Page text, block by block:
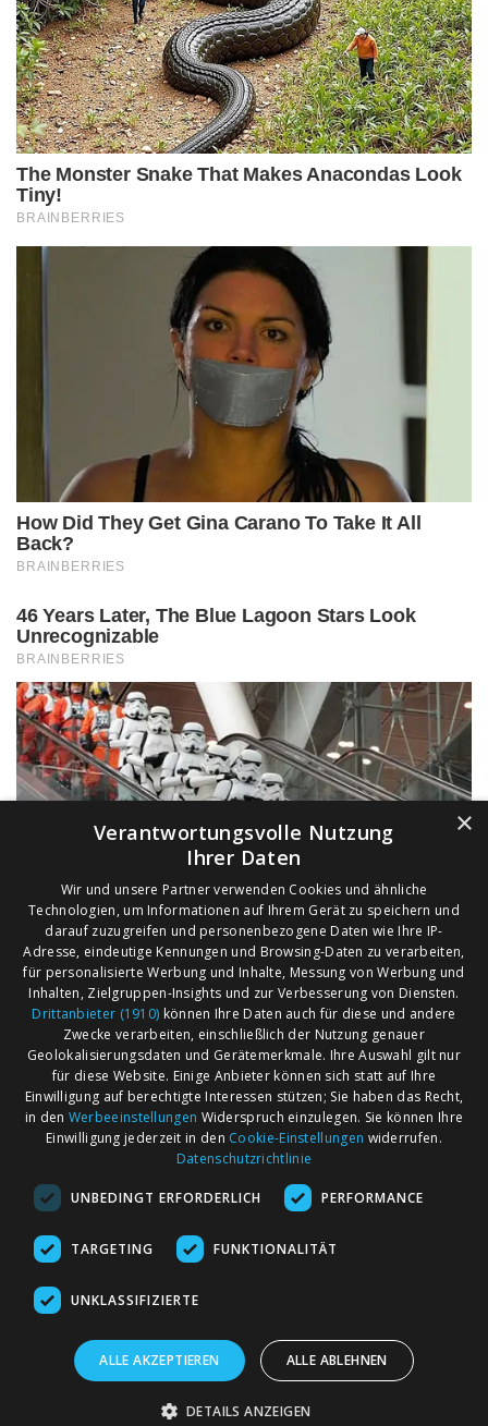
AGB
Impressum
Kontakt
Märkte nach Bundesländern
Märkte nach PLZ
Märkte nach Umkreis
Flohmarkt
×
Verantwortungsvolle Nutzung
Ihrer Daten
Wir und unsere Partner verwenden Cookies und ähnliche
Technologien, um Informationen auf Ihrem Gerät zu speichern und
darauf zuzugreifen und personenbezogene Daten wie Ihre IP-
Adresse, eindeutige Kennungen und Browsing-Daten zu verarbeiten,
für personalisierte Werbung und Inhalte, Messung von Werbung und
Inhalten, Zielgruppen-Insights und zur Verbesserung von Diensten.
Drittanbieter (1910) können Ihre Daten auch für diese und andere
Zwecke verarbeiten, einschließlich der Nutzung genauer
Geolokalisierungsdaten und Gerätemerkmale. Ihre Auswahl gilt nur
für diese Website. Einige Anbieter können sich statt auf Ihre
Einwilligung auf berechtigte Interessen stützen; Sie haben das Recht,
in den Werbeeinstellungen Widerspruch einzulegen. Sie können Ihre
Einwilligung jederzeit in den Cookie-Einstellungen widerrufen.
Datenschutzrichtlinie
UNBEDINGT ERFORDERLICH PERFORMANCE
TARGETING FUNKTIONALITÄT
UNKLASSIFIZIERTE
ALLE AKZEPTIEREN ALLE ABLEHNEN
DETAILS ANZEIGEN